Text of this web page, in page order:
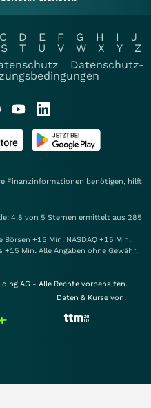
C D E F G H I
J
S T U V W X Y
Z
Datenschutz-
Finanzinformationen benötigen, hilft
4.8 von 5 Sternen ermittelt aus 285
+15 Min. NASDAQ +15 Min.
+15 Min. Alle Angaben ohne Gewähr.
AG - Alle Rechte vorbehalten.
Daten & Kurse von: